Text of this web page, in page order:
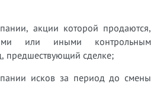
акции которой продаются,
или иными контрольным
предшествующий сделке;
исков за период до смены